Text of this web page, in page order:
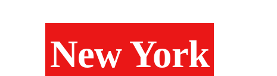
New York